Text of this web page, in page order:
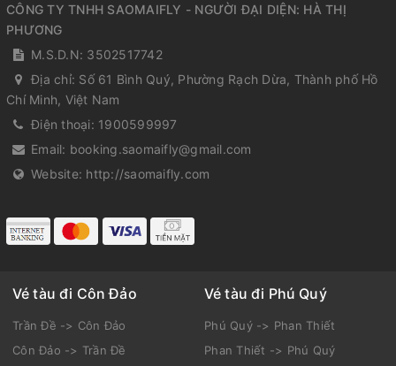
CÔNG TY TNHH SAOMAIFLY - NGƯỜI ĐẠI DIỆN: HÀ THỊ
PHƯƠNG
M.S.D.N: 3502517742
Địa chỉ: Số 61 Bình Quý, Phường Rạch Dừa, Thành phố Hồ
Chí Minh, Việt Nam
Điện thoại: 1900599997
Email: booking.saomaifly@gmail.com
Website: http://saomaifly.com
Vé tàu đi Côn Đảo
Trần Đề -> Côn Đảo
Côn Đảo -> Trần Đề
Vé tàu đi Phú Quý
Phú Quý -> Phan Thiết
Phan Thiết -> Phú Quý